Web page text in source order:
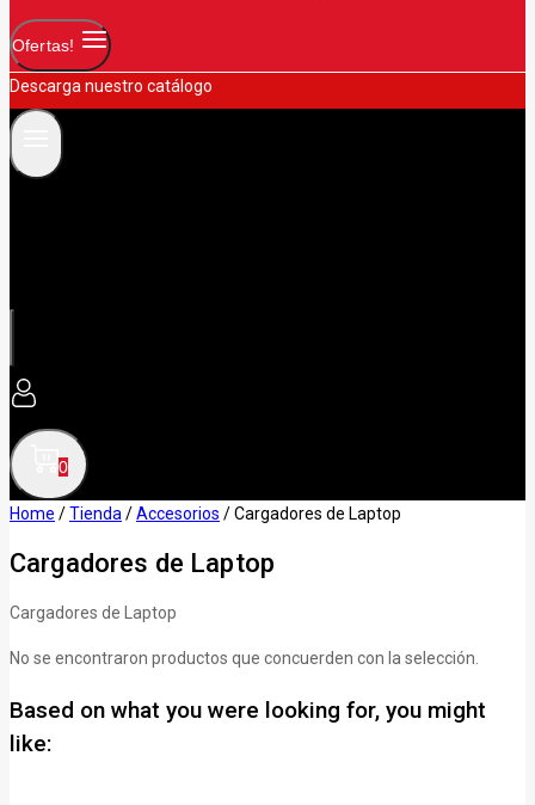
Ofertas!
Descarga nuestro catálogo
0
Home /Tienda /Accesorios /Cargadores de Laptop
Cargadores de Laptop
Cargadores de Laptop
No se encontraron productos que concuerden con la selección.
Based on what you were looking for, you might
like: